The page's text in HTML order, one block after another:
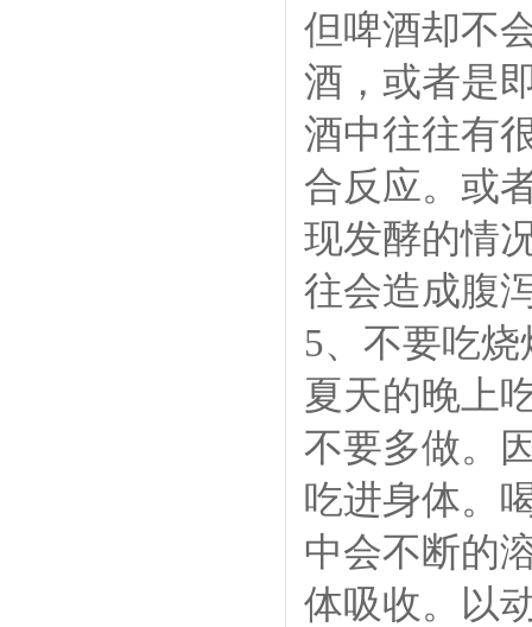
但啤酒却不
酒，或者是
酒中往往有
合反应。或
现发酵的情
往会造成腹
5、不要吃
夏天的晚上
不要多做。
吃进身体。
中会不断的
体吸收。以